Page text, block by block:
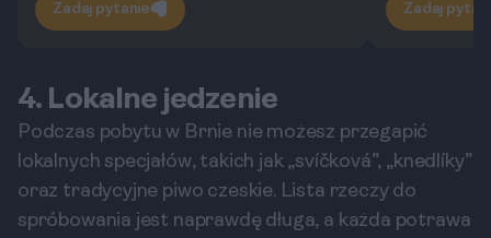
Zadaj pytanie Zadaj
4. Lokalne jedzenie
Podczas pobytu w Brnie nie możesz przegapić
lokalnych specjałów, takich jak „svíčková”, „knedlíky”
oraz tradycyjne piwo czeskie. Lista rzeczy do
spróbowania jest naprawdę długa, a każda potrawa